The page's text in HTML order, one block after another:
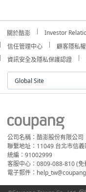
關於酷澎 Investor
信任管理中心
顧客隱私
資訊安全及隱私保護認證
Global Site
公司名稱：酷澎股份有限公司
聯繫地址：11049 台北市信
統編：91002999
客服中心：0809-088-810 (
電子郵件：